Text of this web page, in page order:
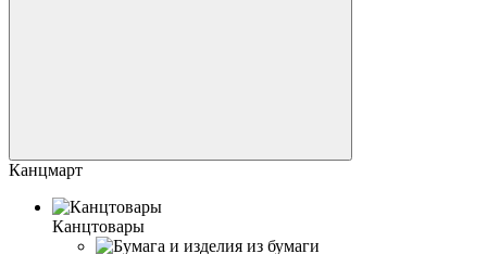
Канцмарт
Канцтовары